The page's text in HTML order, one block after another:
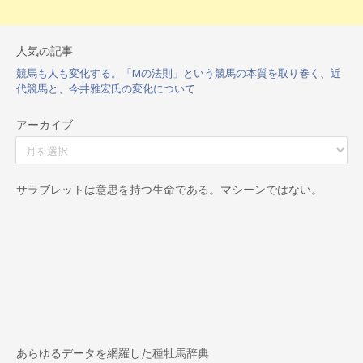
人気の記事
競馬も人も変化する。「Mの法則」という競馬の本質を取り巻く、近
代競馬と、今井雅宏氏の変化について
アーカイブ
イ
サラブレットは意思を持つ生命である。マシーンではない。
あらゆるデータを網羅した種牡馬辞典